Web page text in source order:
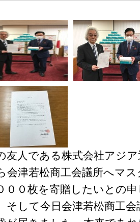
友人である株式会社アジ
会津若松商工会議所へマ
００枚を寄贈したいとの
そして今日会津若松商工